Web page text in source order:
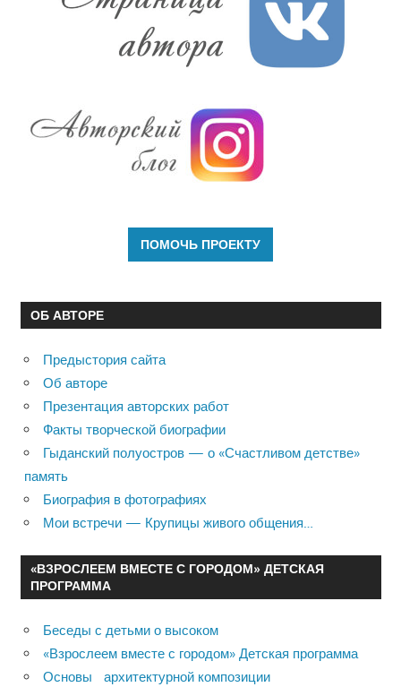
ОБ АВТОРЕ
Предыстория сайта
Об авторе
Презентация авторских работ
Факты творческой биографии
Гыданский полуостров — о «Счастливом детстве»
память
Биография в фотографиях
Мои встречи — Крупицы живого общения…
«ВЗРОСЛЕЕМ ВМЕСТЕ С ГОРОДОМ» ДЕТСКАЯ
ПРОГРАММА
Беседы с детьми о высоком
«Взрослеем вместе с городом» Детская программа
Основы архитектурной композиции